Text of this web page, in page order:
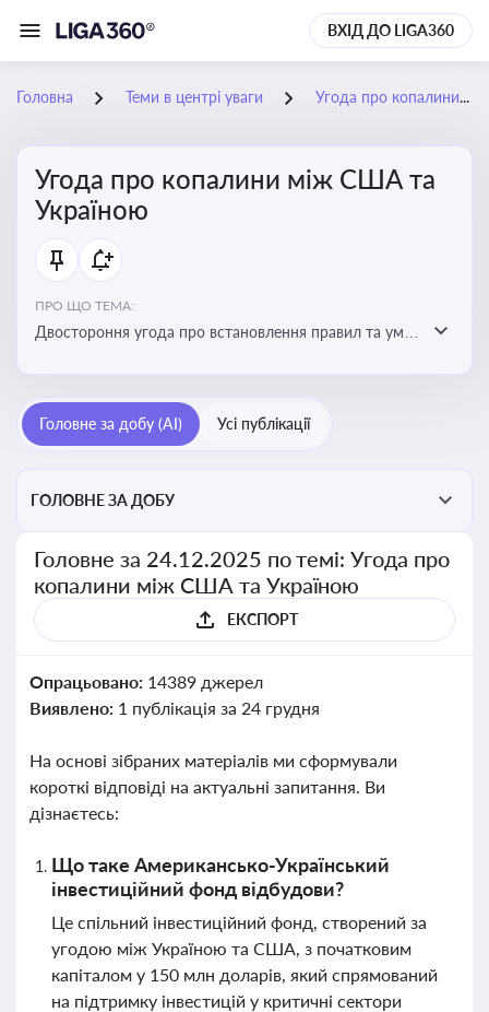
ВХІД ДО LIGA360
Головна Теми в центрі уваги Угода про копалини між США та Україною
Угода про копалини між США та
Україною
ПРО ЩО ТЕМА:
Двостороння угода про встановлення правил та умов
перспективи України
Головне за добу (AI) Усі публікації
ГОЛОВНЕ ЗА ДОБУ
Головне за 24.12.2025 по темі: Угода про
копалини між США та Україною
ЕКСПОРТ
Опрацьовано: 14389 джерел
Виявлено: 1 публікація за 24 грудня
На основі зібраних матеріалів ми сформували
короткі відповіді на актуальні запитання. Ви
дізнаєтесь:
Що таке Американсько-Український
інвестиційний фонд відбудови?
Це спільний інвестиційний фонд, створений за
угодою між Україною та США, з початковим
капіталом у 150 млн доларів, який спрямований
на підтримку інвестицій у критичні сектори